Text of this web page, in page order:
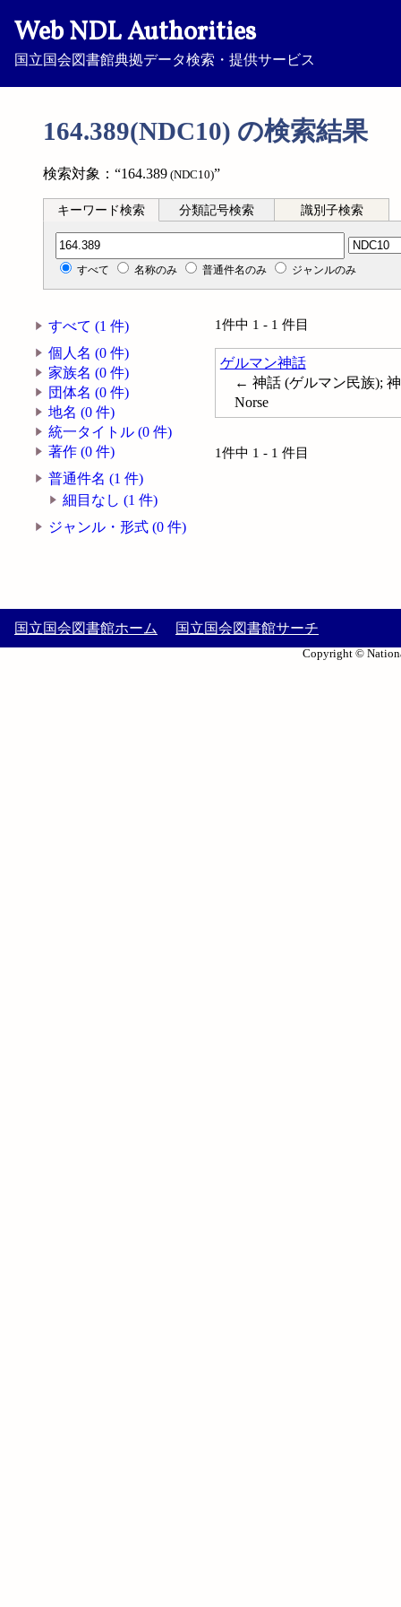
Web NDL Authorities
国立国会図書館典拠データ検索・提供サービス
164.389(NDC10) の検索結果
検索対象：“164.389 (NDC10)”
キーワード検索 分類記号検索 識別子検索
分類記号検索
すべて 名称のみ 普通件名のみ ジャンルのみ
すべて (1 件)
個人名 (0 件)
家族名 (0 件)
団体名 (0 件)
地名 (0 件)
統一タイトル (0 件)
著作 (0 件)
普通件名 (1 件)
細目なし (1 件)
ジャンル・形式 (0 件)
1件中 1 - 1 件目
ゲルマン神話
← 神話 (ゲルマン民族); 神
Norse
1件中 1 - 1 件目
国立国会図書館ホーム 国立国会図書館サーチ
Copyright ©